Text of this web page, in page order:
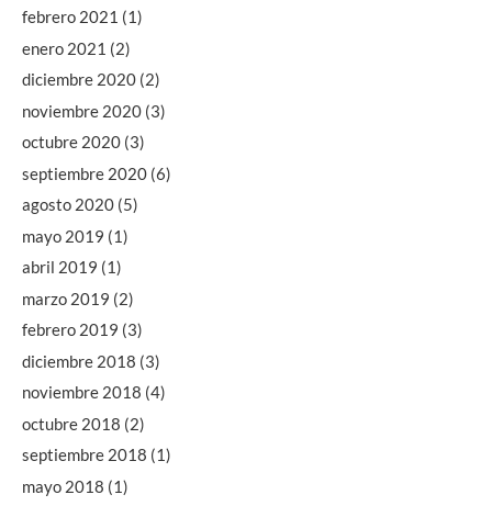
febrero 2021 (1)
enero 2021 (2)
diciembre 2020 (2)
noviembre 2020 (3)
octubre 2020 (3)
septiembre 2020 (6)
agosto 2020 (5)
mayo 2019 (1)
abril 2019 (1)
marzo 2019 (2)
febrero 2019 (3)
diciembre 2018 (3)
noviembre 2018 (4)
octubre 2018 (2)
septiembre 2018 (1)
mayo 2018 (1)